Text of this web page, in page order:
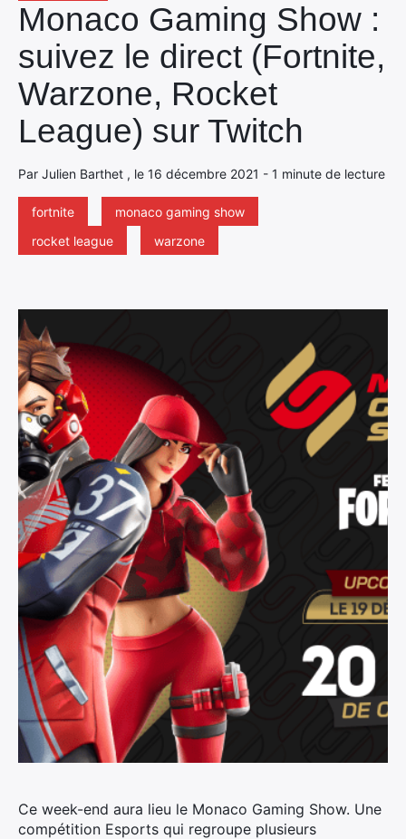
Monaco Gaming Show :
suivez le direct (Fortnite,
Warzone, Rocket
League) sur Twitch
Par Julien Barthet , le 16 décembre 2021 - 1 minute de lecture
fortnite
monaco gaming show
rocket league
warzone
Ce week-end aura lieu le Monaco Gaming Show. Une
compétition Esports qui regroupe plusieurs